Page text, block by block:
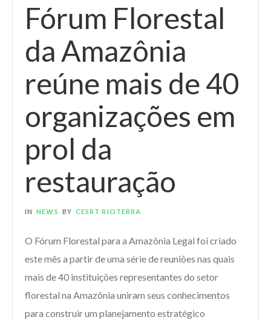
Fórum Florestal
da Amazônia
reúne mais de 40
organizações em
prol da
restauração
IN NEWS BY CESRT RIOTERRA
O Fórum Florestal para a Amazônia Legal foi criado
este mês a partir de uma série de reuniões nas quais
mais de 40 instituições representantes do setor
florestal na Amazônia uniram seus conhecimentos
para construir um planejamento estratégico